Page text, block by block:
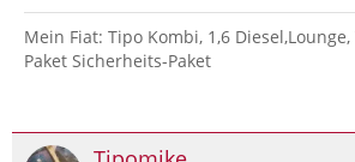
Mein Fiat: Tipo Kombi, 1,6 Diesel,Lounge,
Paket Sicherheits-Paket